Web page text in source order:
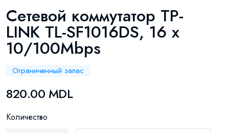
Сетевой коммутатор TP-
LINK TL-SF1016DS, 16 x
10/100Mbps
Ограниченный запас
820.00 MDL
Количество